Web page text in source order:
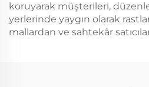
koruyarak müşterileri,
yerlerinde yaygın olarak
mallardan ve sahtekâr